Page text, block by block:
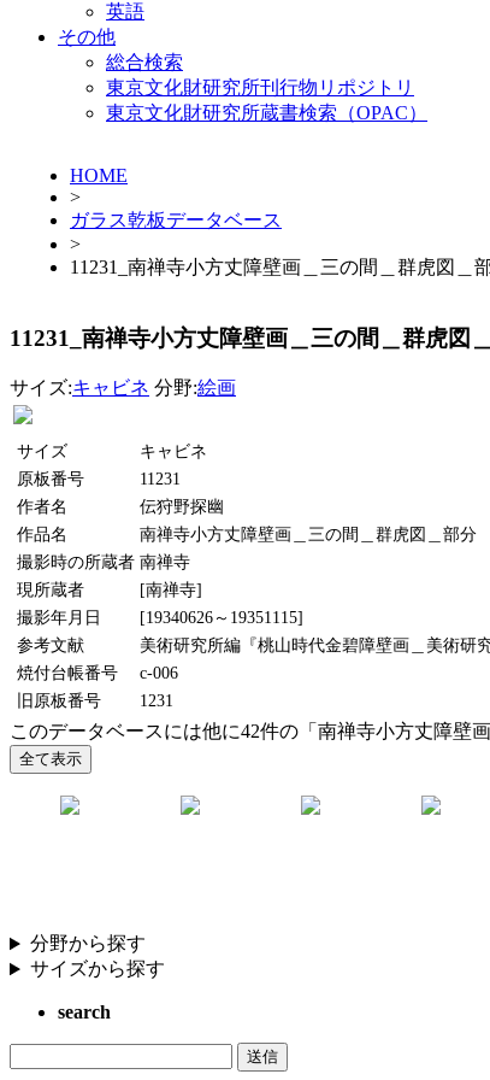
英語
その他
総合検索
東京文化財研究所刊行物リポジトリ
東京文化財研究所蔵書検索（OPAC）
HOME
>
ガラス乾板データベース
>
11231_南禅寺小方丈障壁画＿三の間＿群虎図＿
11231_南禅寺小方丈障壁画＿三の間＿群虎図
サイズ:キャビネ 分野:絵画
サイズ
キャビネ
原板番号
11231
作者名
伝狩野探幽
作品名
南禅寺小方丈障壁画＿三の間＿群虎図＿部分
撮影時の所蔵者 南禅寺
現所蔵者
[南禅寺]
撮影年月日
[19340626～19351115]
参考文献
美術研究所編『桃山時代金碧障壁画＿美術研
焼付台帳番号
c-006
旧原板番号
1231
このデータベースには他に42件の「南禅寺小方丈障壁
分野から探す
サイズから探す
search